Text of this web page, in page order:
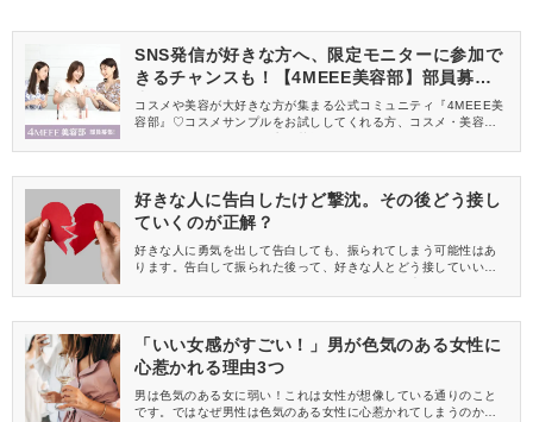
SNS発信が好きな方へ、限定モニターに参加で
きるチャンスも！【4MEEE美容部】部員募集
中
コスメや美容が大好きな方が集まる公式コミュニティ『4MEEE美
容部』♡コスメサンプルをお試ししてくれる方、コスメ・美容情報
好きな人に告白したけど撃沈。その後どう接し
ていくのが正解？
好きな人に勇気を出して告白しても、振られてしまう可能性はあ
ります。告白して振られた後って、好きな人とどう接していいか
ど、振られてしまった時、その後はどう好きな人と接していけば
「いい女感がすごい！」男が色気のある女性に
心惹かれる理由3つ
男は色気のある女に弱い！これは女性が想像している通りのこと
です。ではなぜ男性は色気のある女性に心惹かれてしまうのか？